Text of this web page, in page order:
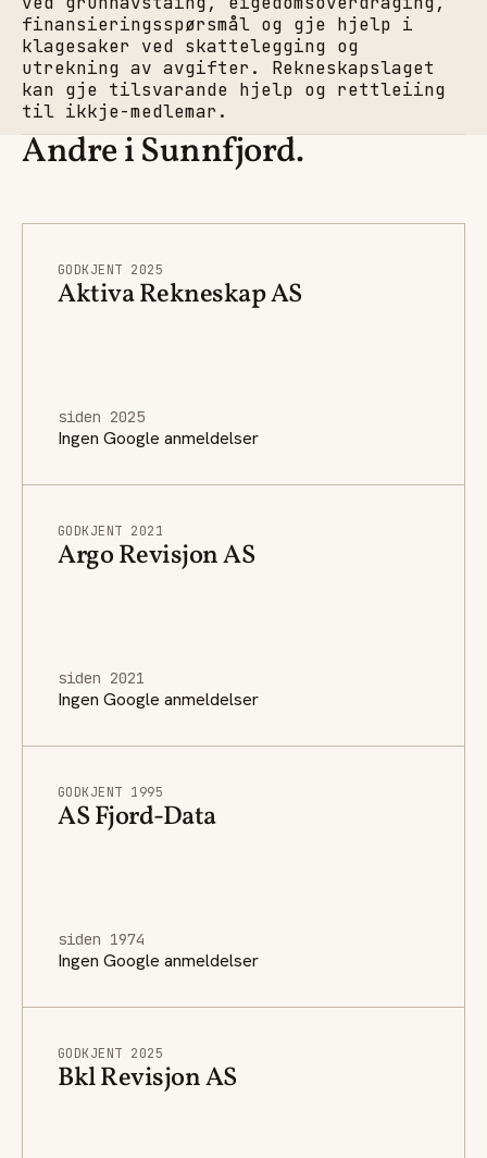
finansieringsspørsmål og gje hjelp i
klagesaker ved skattelegging og
utrekning av avgifter. Rekneskapslaget
kan gje tilsvarande hjelp og rettleiing
til ikkje-medlemar.
Andre i Sunnfjord.
GODKJENT 2025
Aktiva Rekneskap AS
siden 2025
Ingen Google anmeldelser
GODKJENT 2021
Argo Revisjon AS
siden 2021
Ingen Google anmeldelser
GODKJENT 1995
AS Fjord-Data
siden 1974
Ingen Google anmeldelser
GODKJENT 2025
Bkl Revisjon AS